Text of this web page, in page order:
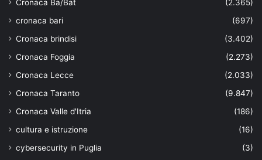
Cronaca Ba/Bat
(2.365)
cronaca bari
(697)
Cronaca brindisi
(3.402)
Cronaca Foggia
(2.273)
Cronaca Lecce
(2.033)
Cronaca Taranto
(9.847)
Cronaca Valle d'Itria
(186)
cultura e istruzione
(16)
cybersecurity in Puglia
(3)